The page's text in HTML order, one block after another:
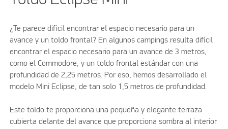
¿Te parece difícil encontrar el espacio necesario para un
avance y un toldo frontal? En algunos campings resulta difícil
encontrar el espacio necesario para un avance de 3 metros,
como el Commodore, y un toldo frontal estándar con una
profundidad de 2,25 metros. Por eso, hemos desarrollado el
modelo Mini Eclipse, de tan solo 1,5 metros de profundidad.
Este toldo te proporciona una pequeña y elegante terraza
cubierta delante del avance que proporciona sombra al interior